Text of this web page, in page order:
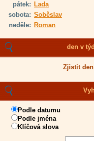
pátek: Lada
sobota: Soběslav
neděle: Roman
den v
Zjistit
Podle datumu
Podle jména
Klíčová slova